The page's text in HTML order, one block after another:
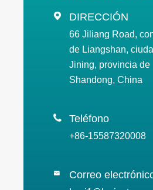
 DIRECCIÓN
66 Jiliang Road,
de Liangshan,
Jining, provincia de
Shandong, China
 Teléfono
+86-15587320008
 Correo